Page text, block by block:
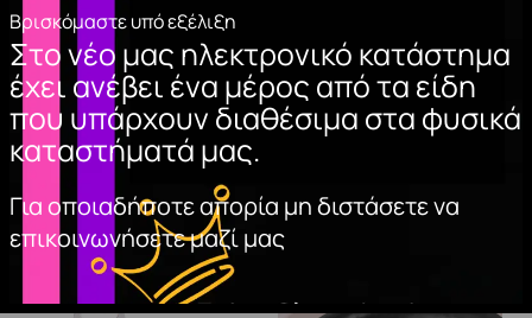
Βρισκόμαστε υπό εξέλιξη
Στο νέο μας ηλεκτρονικό κατάστημα
έχει ανέβει ένα μέρος από τα είδη
που υπάρχουν διαθέσιμα στα φυσικά
καταστήματά μας.
Για οποιαδήποτε απορία μη διστάσετε να
επικοινωνήσετε μαζί μας
ΚΥΤΤΑΡΙΝΗ
(500τμχ)
4,70€
ΠΡΟΣΘΉΚΗ
ΣΤΟ ΚΑΛΆΘΙ
ΦΥΛΛΑ ΧΡΥΣΟΥ
2,90€
ΠΡΟΣΘΉΚΗ